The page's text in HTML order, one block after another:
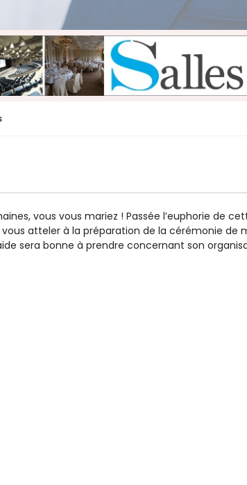
vous vous mariez ! Passée l’euphorie de
atteler à la préparation de la cérémonie de
sera bonne à prendre concernant son